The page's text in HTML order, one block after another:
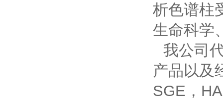
析色谱柱
生命科学
我公司
产品以及
SGE ，